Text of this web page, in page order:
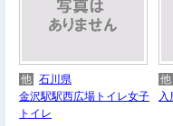
他 石川県
金沢駅駅西広場トイレ女子
トイレ
他